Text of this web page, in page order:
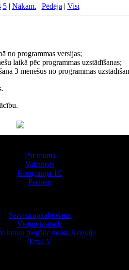
5| Nākam. | Pēdēja | Visi
no programmas versijas;
laikā pēc programmas uzstādīšanas;
3 mēnešus no programmas
Par mums
Vakances
Kompānija 1С
Partneri
Servisa apkalpošana
Vietņu izstrāde
kravu piegāde no/uz Krieviju
Tax.LV